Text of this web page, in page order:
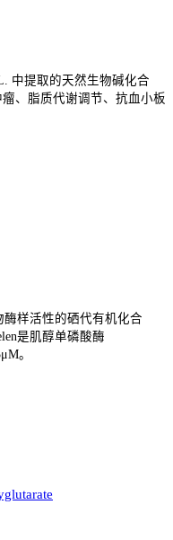
中提取的天然生物碱化合
、脂质代谢调节、抗血小板
酶样活性的硒代有机化合
是肌醇单磷酸酶
。